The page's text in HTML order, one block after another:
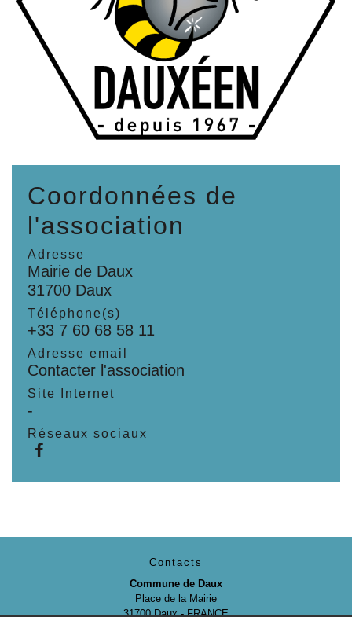
Coordonnées de
l'association
Adresse
Mairie de Daux
31700 Daux
Téléphone(s)
+33 7 60 68 58 11
Adresse email
Contacter l'association
Site Internet
-
Réseaux sociaux
Contacts
Commune de Daux
Place de la Mairie
31700 Daux - FRANCE